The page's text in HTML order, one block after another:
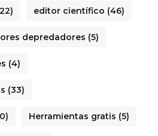
editor científico (46)
depredadores (5)
(4)
(33)
Herramientas gratis (5)